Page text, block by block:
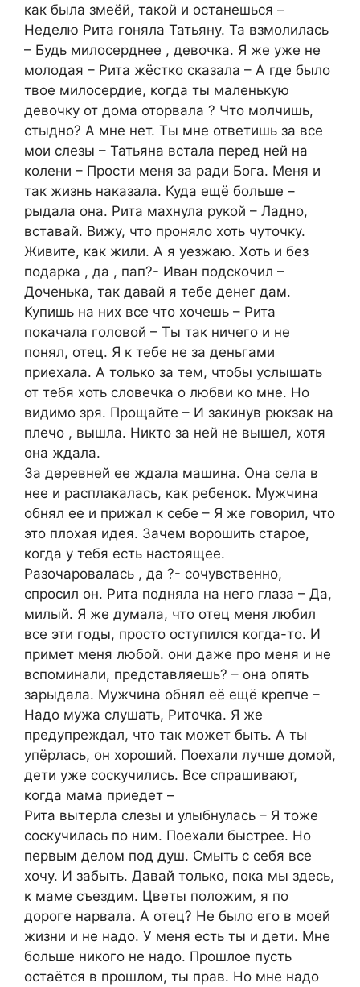
как была змеёй, такой и останешься –
Неделю Рита гоняла Татьяну. Та взмолилась
– Будь милосерднее , девочка. Я же уже не
молодая – Рита жёстко сказала – А где было
твое милосердие, когда ты маленькую
девочку от дома оторвала ? Что молчишь,
стыдно? А мне нет. Ты мне ответишь за все
мои слезы – Татьяна встала перед ней на
колени – Прости меня за ради Бога. Меня и
так жизнь наказала. Куда ещё больше –
рыдала она. Рита махнула рукой – Ладно,
вставай. Вижу, что проняло хоть чуточку.
Живите, как жили. А я уезжаю. Хоть и без
подарка , да , пап?- Иван подскочил –
Доченька, так давай я тебе денег дам.
Купишь на них все что хочешь – Рита
покачала головой – Ты так ничего и не
понял, отец. Я к тебе не за деньгами
приехала. А только за тем, чтобы услышать
от тебя хоть словечка о любви ко мне. Но
видимо зря. Прощайте – И закинув рюкзак на
плечо , вышла. Никто за ней не вышел, хотя
она ждала.
За деревней ее ждала машина. Она села в
нее и расплакалась, как ребенок. Мужчина
обнял ее и прижал к себе – Я же говорил, что
это плохая идея. Зачем ворошить старое,
когда у тебя есть настоящее.
Разочаровалась , да ?- сочувственно,
спросил он. Рита подняла на него глаза – Да,
милый. Я же думала, что отец меня любил
все эти годы, просто оступился когда-то. И
примет меня любой. они даже про меня и не
вспоминали, представляешь? – она опять
зарыдала. Мужчина обнял её ещё крепче –
Надо мужа слушать, Риточка. Я же
предупреждал, что так может быть. А ты
упёрлась, он хороший. Поехали лучше домой,
дети уже соскучились. Все спрашивают,
когда мама приедет –
Рита вытерла слезы и улыбнулась – Я тоже
соскучилась по ним. Поехали быстрее. Но
первым делом под душ. Смыть с себя все
хочу. И забыть. Давай только, пока мы здесь,
к маме съездим. Цветы положим, я по
дороге нарвала. А отец? Не было его в моей
жизни и не надо. У меня есть ты и дети. Мне
больше никого не надо. Прошлое пусть
остаётся в прошлом, ты прав. Но мне надо